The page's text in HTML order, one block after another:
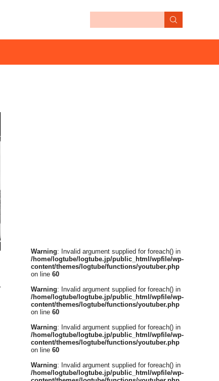
Warning: Invalid argument supplied for foreach() in
/home/logtube/logtube.jp/public_html/wpfile/wp-
content/themes/logtube/functions/youtuber.php
on line 60
Warning: Invalid argument supplied for foreach() in
/home/logtube/logtube.jp/public_html/wpfile/wp-
content/themes/logtube/functions/youtuber.php
on line 60
Warning: Invalid argument supplied for foreach() in
/home/logtube/logtube.jp/public_html/wpfile/wp-
content/themes/logtube/functions/youtuber.php
on line 60
Warning: Invalid argument supplied for foreach() in
/home/logtube/logtube.jp/public_html/wpfile/wp-